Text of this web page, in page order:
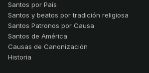
Santos por País
Santos y beatos por tradición religiosa
Santos Patronos por Causa
Santos de América
Causas de Canonización
Historia